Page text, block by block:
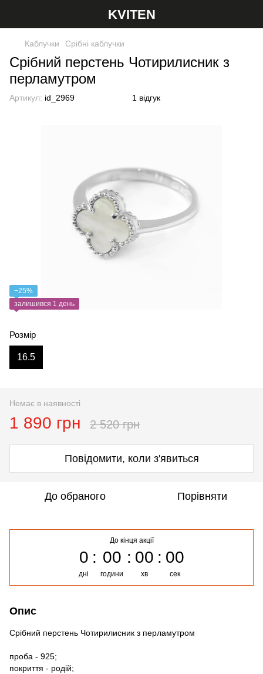
KVITEN
Каблучки Срібні каблучки
Срібний перстень Чотирилисник з
перламутром
Артикул: id_2969 1 відгук
−25%
залишився 1 день
Розмір
16.5
Немає в наявності
1 890 грн 2 520 грн
Повідомити, коли з'явиться
До обраного Порівняти
До кінця акції
0
дні
00
години
00
хв
00
сек
Опис
Срібний перстень Чотирилисник з перламутром
проба - 925;
покриття - родій;